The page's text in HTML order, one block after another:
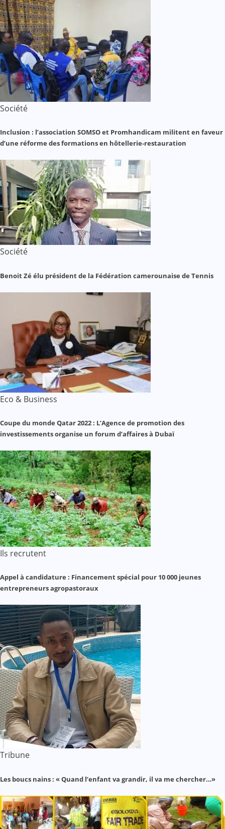
Société
Inclusion : l’association SOMSO et Promhandicam militent en faveur
d’une réforme des formations en hôtellerie-restauration
Société
Benoit Zé élu président de la Fédération camerounaise de Tennis
Eco & Business
Coupe du monde Qatar 2022 : L’Agence de promotion des
investissements organise un forum d’affaires à Dubaï
Ils recrutent
Appel à candidature : Financement spécial pour 10 000 jeunes
entrepreneurs agropastoraux
Tribune
Les boucs nains : « Quand l’enfant va grandir, il va me chercher…»